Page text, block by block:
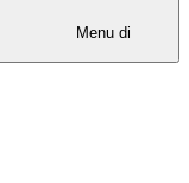
Menu di